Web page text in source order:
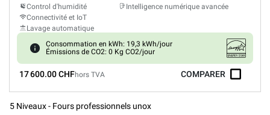
Control d'humidité
Connectivité et IoT
Lavage automatique
Intelligence numérique avancée
Consommation en kWh: 19,3 kWh/jour
Émissions de CO2: 0 Kg CO2/jour
17 600.00 CHFhors TVA COMPARER
5 Niveaux - Fours professionnels unox